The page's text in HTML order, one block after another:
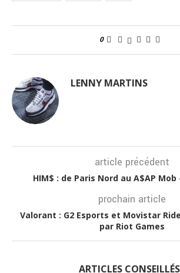
0
LENNY MARTINS
article précédent
HIM$ : de Paris Nord au A$AP Mob
prochain article
Valorant : G2 Esports et Movistar
par Riot Games
ARTICLES